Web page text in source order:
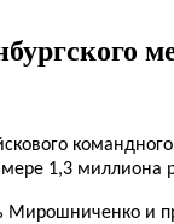
1,3 миллиона
и